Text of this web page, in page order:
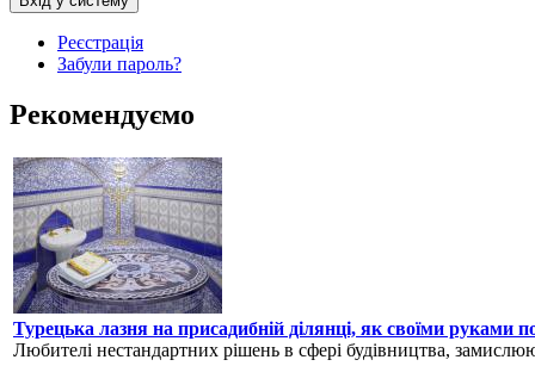
Реєстрація
Забули пароль?
Рекомендуємо
Турецька лазня на присадибній ділянці, як своїми руками
Любителі нестандартних рішень в сфері будівництва,